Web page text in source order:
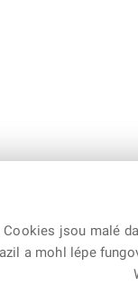
Cookies jsou malé
a mohl lépe